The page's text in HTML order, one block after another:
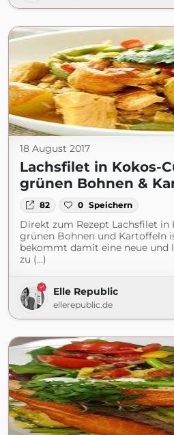
18 August 2017
Lachsfilet in Kokos-
grünen Bohnen &
82 0 Speichern
Direkt zum Rezept Lachsfilet in
grünen Bohnen und Kartoffeln
bekommt damit eine neue und
zu (...)
Elle Republic
ellerepublic.de